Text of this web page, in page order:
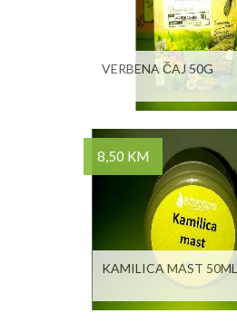
VERBENA ČAJ 50G
8,50 KM
KAMILICA MAST 50ML